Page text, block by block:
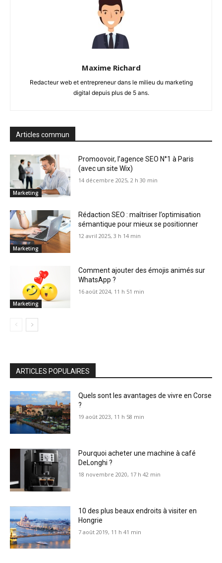
Maxime Richard
Redacteur web et entrepreneur dans le milieu du marketing
digital depuis plus de 5 ans.
Articles commun
Marketing
Promoovoir, l’agence SEO N°1 à Paris
(avec un site Wix)
14 décembre 2025, 2 h 30 min
Marketing
Rédaction SEO : maîtriser l’optimisation
sémantique pour mieux se positionner
12 avril 2025, 3 h 14 min
Marketing
Comment ajouter des émojis animés sur
WhatsApp ?
16 août 2024, 11 h 51 min
ARTICLES POPULAIRES
Quels sont les avantages de vivre en Corse
?
19 août 2023, 11 h 58 min
Pourquoi acheter une machine à café
DeLonghi ?
18 novembre 2020, 17 h 42 min
10 des plus beaux endroits à visiter en
Hongrie
7 août 2019, 11 h 41 min